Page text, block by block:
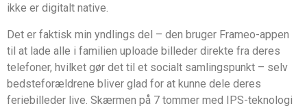
ikke er digitalt native.
Det er faktisk min yndlings del – den bruger Frameo-appen
til at lade alle i familien uploade billeder direkte fra deres
telefoner, hvilket gør det til et socialt samlingspunkt – selv
bedsteforældrene bliver glad for at kunne dele deres
feriebilleder live. Skærmen på 7 tommer med IPS-teknologi